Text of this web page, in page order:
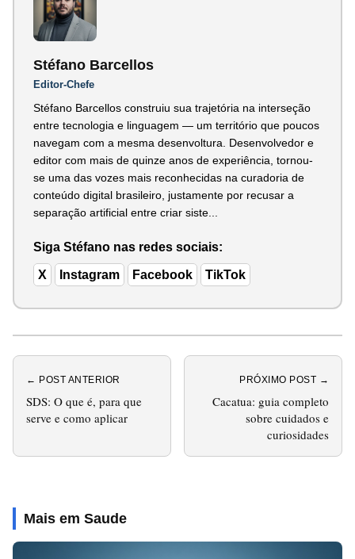
Stéfano Barcellos
Editor-Chefe
Stéfano Barcellos construiu sua trajetória na interseção
entre tecnologia e linguagem — um território que poucos
navegam com a mesma desenvoltura. Desenvolvedor e
editor com mais de quinze anos de experiência, tornou-
se uma das vozes mais reconhecidas na curadoria de
conteúdo digital brasileiro, justamente por recusar a
separação artificial entre criar siste...
Siga Stéfano nas redes sociais:
X Instagram Facebook TikTok
← POST ANTERIOR
SDS: O que é, para que
serve e como aplicar
PRÓXIMO POST →
Cacatua: guia completo
sobre cuidados e
curiosidades
Mais em Saude